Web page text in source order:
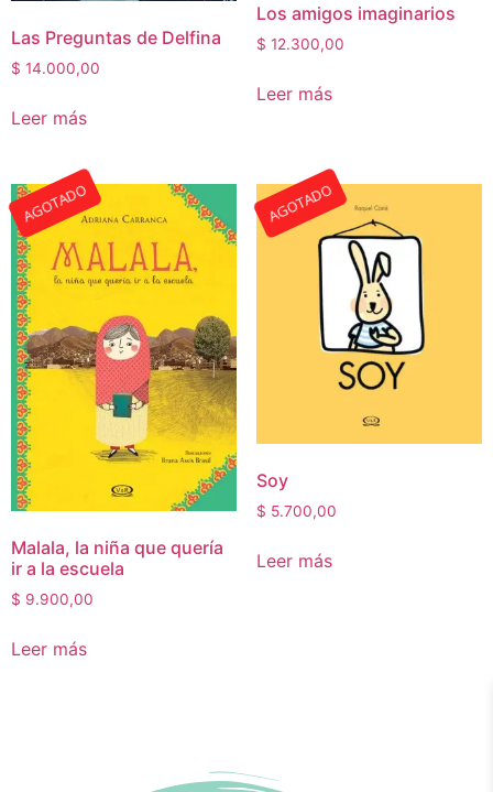
Las Preguntas de Delfina
$ 14.000,00
Leer más
Los amigos imaginarios
$ 12.300,00
Leer más
AGOTADO
Malala, la niña que quería
ir a la escuela
$ 9.900,00
Leer más
AGOTADO
Soy
$ 5.700,00
Leer más